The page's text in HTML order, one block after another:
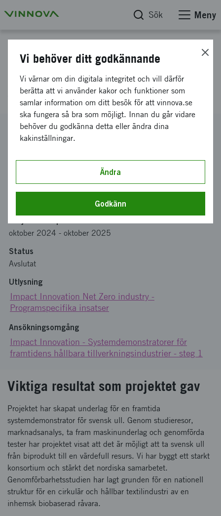
Sök Meny
Genomförbarhetsstudie - en
storskalig svensk ullindustri
Diarienummer
2024-02624
Koordinator
Stiftelsen Dalarna Science Park
Bidrag från Vinnova
oktober 2024 - oktober 2025
Status
Avslutat
Utlysning
Impact Innovation Net Zero industry -
Programspecifika insatser
Ansökningsomgång
Impact Innovation - Systemdemonstratorer för
framtidens hållbara tillverkningsindustrier - steg 1
Viktiga resultat som projektet gav
Projektet har skapat underlag för en framtida
systemdemonstrator för svensk ull. Genom studieresor,
marknadsanalys, ta fram maskinunderlag och genomförda
tester har projektet visat att det är möjligt att ta svensk ull
från biprodukt till en värdefull resurs. Vi har byggt ett starkt
konsortium och stärkt det nordiska samarbetet.
Genomförbarhetsstudien har lagt grunden för en nationell
struktur för en cirkulär och hållbar textilindustri av en
inhemsk biobaserad råvara.
Vi behöver ditt godkännande
Vi värnar om din digitala integritet och vill därför
berätta att vi använder kakor och funktioner som
samlar information om ditt besök för att vinnova.se
ska fungera så bra som möjligt. Innan du går vidare
behöver du godkänna detta eller ändra dina
kakinställningar.
Ändra
Godkänn